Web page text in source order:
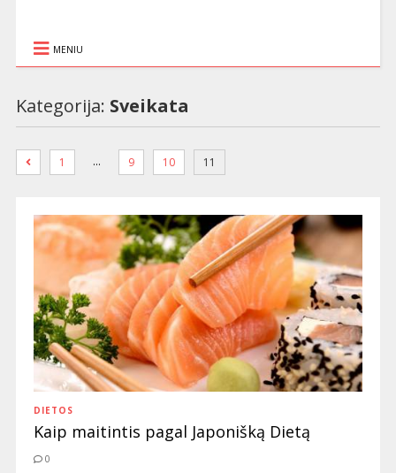
MENIU
Kategorija: Sveikata
1 … 9 10 11
DIETOS
Kaip maitintis pagal Japonišką Dietą
0